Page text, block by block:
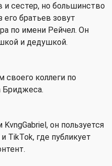
и сестер, но большинство
его братьев зовут
по имени Рейчел. Он
и дедушкой.
своего коллеги по
Бриджеса.
он пользуется
TikTok, где публикует